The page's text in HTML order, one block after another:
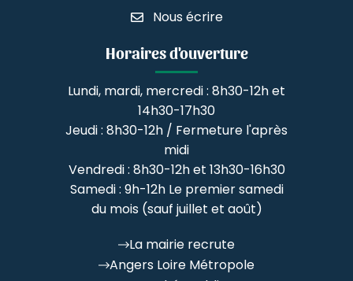
Nous écrire
Horaires d'ouverture
Lundi, mardi, mercredi : 8h30-12h et
14h30-17h30
Jeudi : 8h30-12h / Fermeture l'après
midi
Vendredi : 8h30-12h et 13h30-16h30
Samedi : 9h-12h Le premier samedi
du mois (sauf juillet et août)
La mairie recrute
Angers Loire Métropole